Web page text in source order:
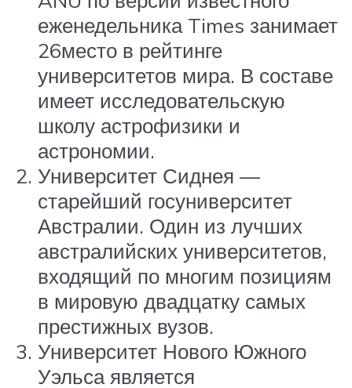
еженедельника Times занимает
26место в рейтинге
университетов мира. В составе
имеет исследовательскую
школу астрофизики и
астрономии.
Университет Сиднея —
старейший госуниверситет
Австралии. Один из лучших
австралийских университетов,
входящий по многим позициям
в мировую двадцатку самых
престижных вузов.
Университет Нового Южного
Уэльса является